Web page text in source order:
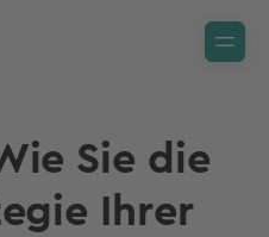
Sie die
Ihrer